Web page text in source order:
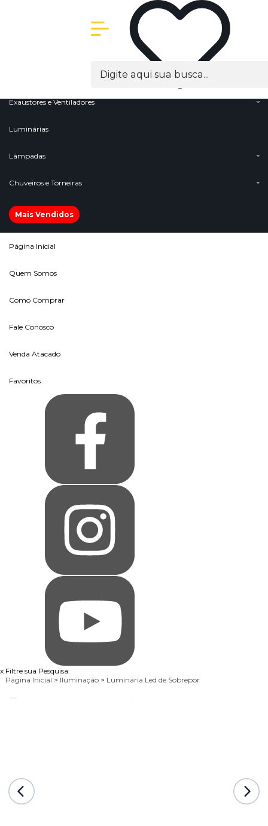
Exaustores e Ventiladores
Luminárias
Lâmpadas
Chuveiros e Torneiras
Mais Vendidos
Página Inicial
Quem Somos
Como Comprar
Fale Conosco
Venda Atacado
Favoritos
x Filtre sua Pesquisa:
Página Inicial > Iluminação > Luminária Led de Sobrepor